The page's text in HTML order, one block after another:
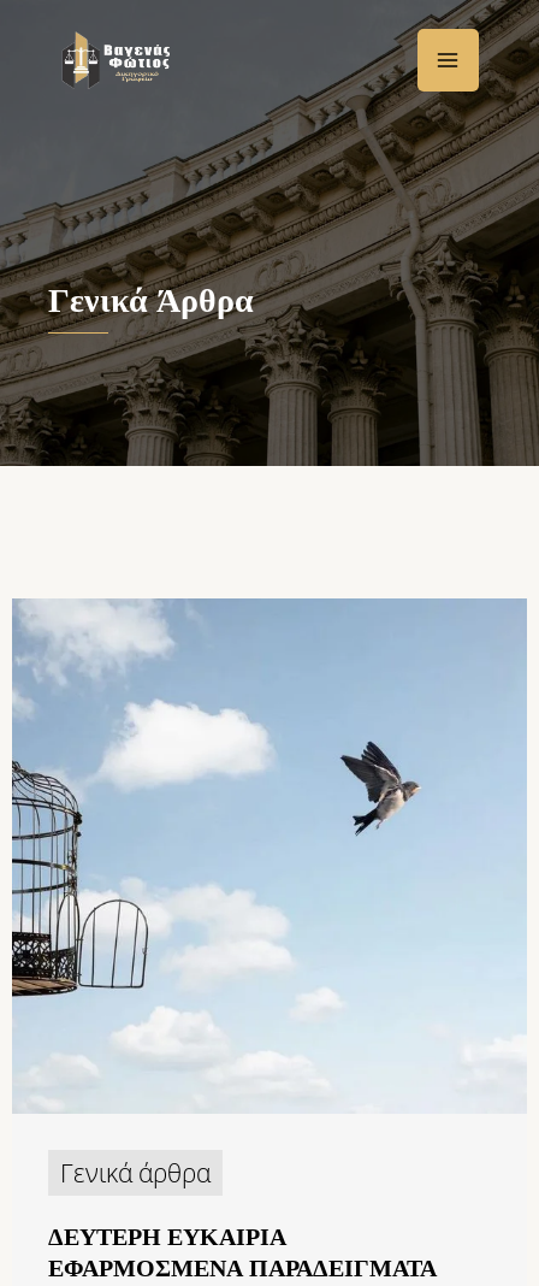
Γενικά Άρθρα
Γενικά άρθρα
ΔΕΥΤΕΡΗ ΕΥΚΑΙΡΙΑ
ΕΦΑΡΜΟΣΜΈΝΑ ΠΑΡΑΔΕΙΓΜΑΤΑ